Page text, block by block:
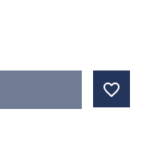
favorite_border